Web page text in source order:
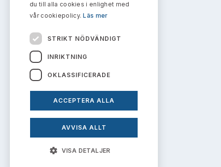
Verksamhetsberättelser
Publikationer och anföranden
Prenumerera
info@aktiemarknadsnamnden.se
Om innehållet
Om webbplatsen
Prenumerera på uttalanden
du till alla cookies i enlighet med
vår cookiepolicy.Läs mer
STRIKT NÖDVÄNDIGT
INRIKTNING
OKLASSIFICERADE
ACCEPTERA ALLA
AVVISA ALLT
VISA DETALJER